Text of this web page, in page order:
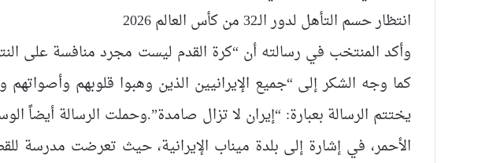
انتظار حسم التأهل لدور الـ32 من كأس العالم 2026
وأكد المنتخب في رسالته أن “كرة القدم ليست مجرد منافسة على
كما وجه الشكر إلى “جميع الإيرانيين الذين وهبوا قلوبهم وأصواتهم